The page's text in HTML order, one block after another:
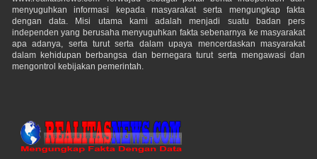
menyuguhkan informasi kepada masyarakat serta mengungkap fakta
dengan data. Misi utama kami adalah menjadi suatu badan pers
independen yang berusaha menyuguhkan fakta sebenarnya ke masyarakat
apa adanya, serta turut serta dalam upaya mencerdaskan masyarakat
dalam kehidupan berbangsa dan bernegara turut serta mengawasi dan
mengontrol kebijakan pemerintah.